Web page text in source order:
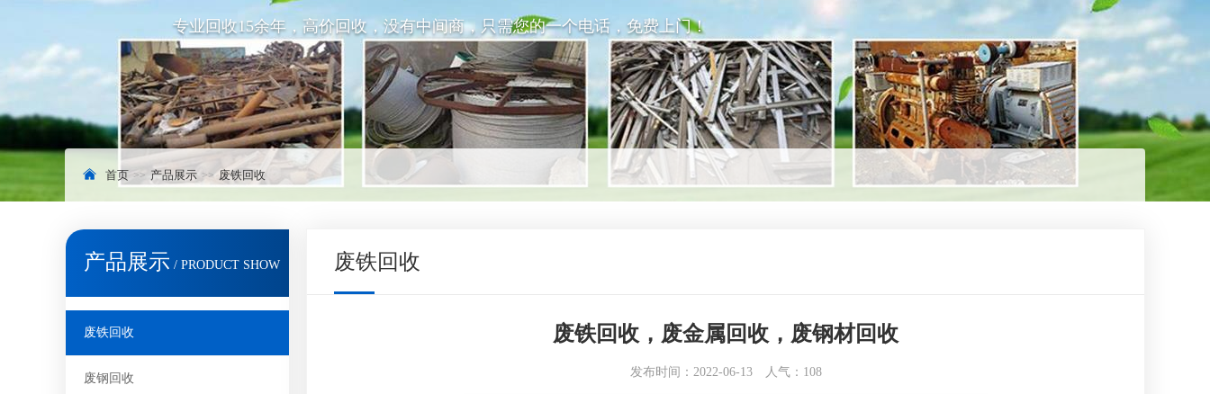
专业回收15余年，高价回收，没有中间商，只需您的一个电话，免费上门！
首页 产品展示 废铁回收
产品展示 / PRODUCT SHOW
废铁回收
废钢回收
废铁回收
废铁回收，废金属回收，废钢材回收
发布时间：2022-06-13 人气： 108